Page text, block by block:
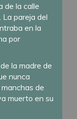
de la calle
La pareja del
en la
por
la madre de
nunca
de
muerto en su